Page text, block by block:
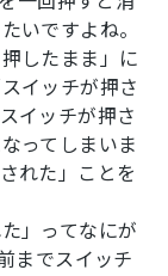
いですよね。
したまま」に
イッチが押さ
イッチが押さ
ってしまいま
れた」ことを
」ってなにが
までスイッチ